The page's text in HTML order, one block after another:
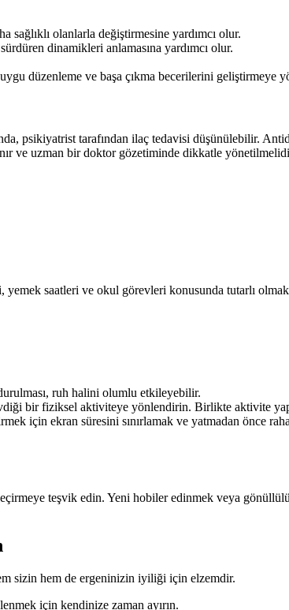
sağlıklı olanlarla değiştirmesine yardımcı olur.
dinamikleri anlamasına yardımcı olur.
düzenleme ve başa çıkma becerilerini geliştirmeye
psikiyatrist tarafından ilaç tedavisi düşünülebilir.
ve uzman bir doktor gözetiminde dikkatle
saatleri ve okul görevleri konusunda tutarlı
ruh halini olumlu etkileyebilir.
bir fiziksel aktiviteye yönlendirin. Birlikte aktivite
için ekran süresini sınırlamak ve yatmadan önce
teşvik edin. Yeni hobiler edinmek veya
sizin hem de ergeninizin iyiliği için elzemdir.
için kendinize zaman ayırın.